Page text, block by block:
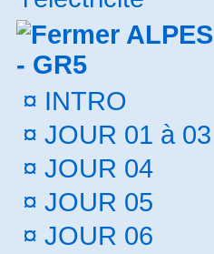
ALPES
- GR5
¤ INTRO
¤ JOUR 01 à 03
¤ JOUR 04
¤ JOUR 05
¤ JOUR 06